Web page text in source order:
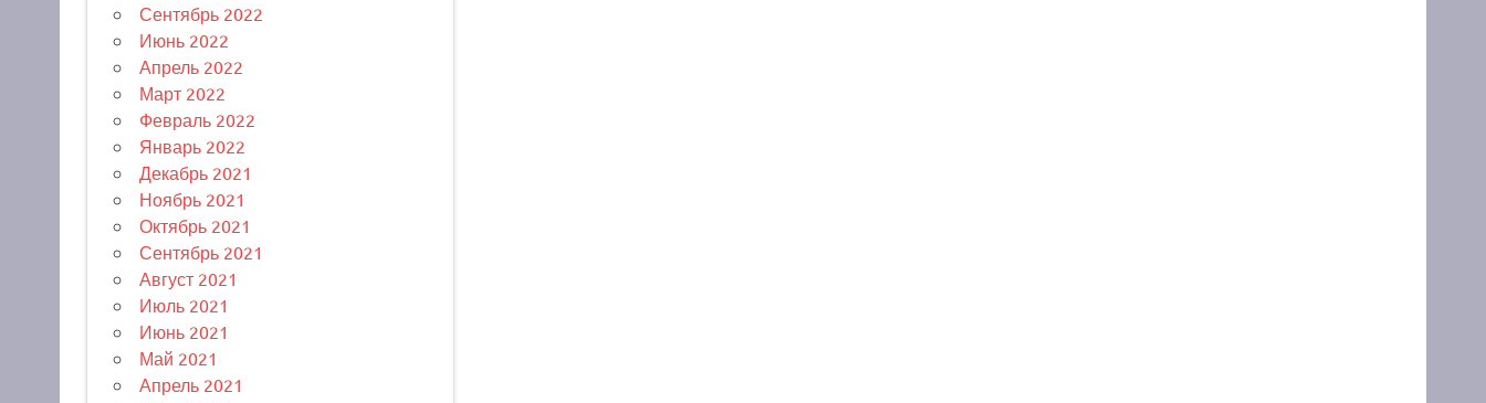
Сентябрь 2022
Июнь 2022
Апрель 2022
Март 2022
Февраль 2022
Январь 2022
Декабрь 2021
Ноябрь 2021
Октябрь 2021
Сентябрь 2021
Август 2021
Июль 2021
Июнь 2021
Май 2021
Апрель 2021